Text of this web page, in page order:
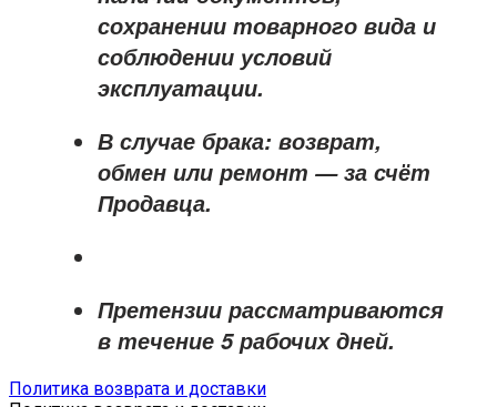
сохранении товарного вида и
соблюдении условий
эксплуатации.
В случае брака: возврат,
обмен или ремонт —за счёт
Продавца.
Претензии рассматриваются
в течение 5 рабочих дней.
Политика возврата и доставки